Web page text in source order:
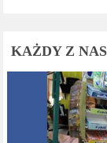
KAŻDY Z